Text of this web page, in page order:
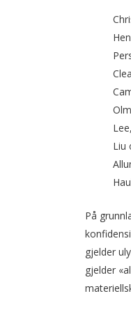
Liu
På
gjelder
gjelder